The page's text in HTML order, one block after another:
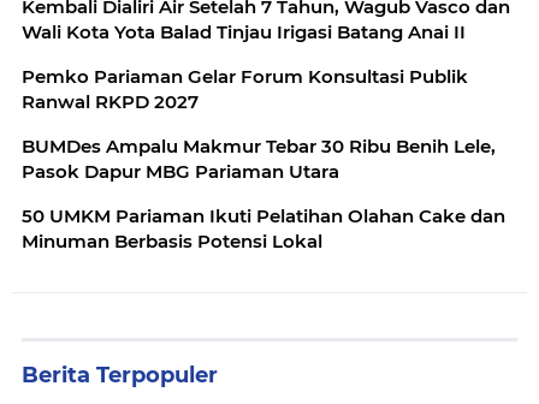
Kembali Dialiri Air Setelah 7 Tahun, Wagub Vasco dan
Wali Kota Yota Balad Tinjau Irigasi Batang Anai II
Pemko Pariaman Gelar Forum Konsultasi Publik
Ranwal RKPD 2027
BUMDes Ampalu Makmur Tebar 30 Ribu Benih Lele,
Pasok Dapur MBG Pariaman Utara
50 UMKM Pariaman Ikuti Pelatihan Olahan Cake dan
Minuman Berbasis Potensi Lokal
Berita Terpopuler